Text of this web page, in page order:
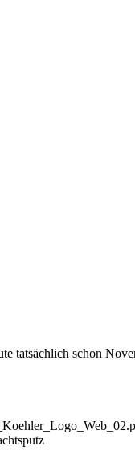
tatsächlich schon